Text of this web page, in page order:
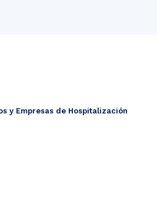
y Empresas de Hospitalización